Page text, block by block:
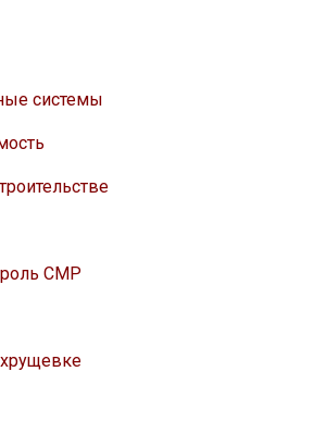
системы
СМР